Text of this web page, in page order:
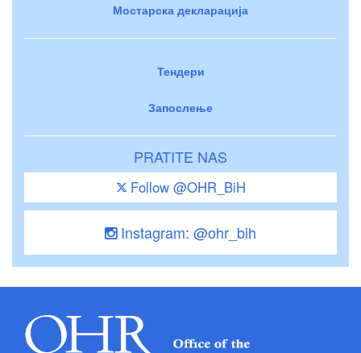
Мостарска декларација
Тендери
Запослење
PRATITE NAS
Follow @OHR_BiH
Instagram: @ohr_bih